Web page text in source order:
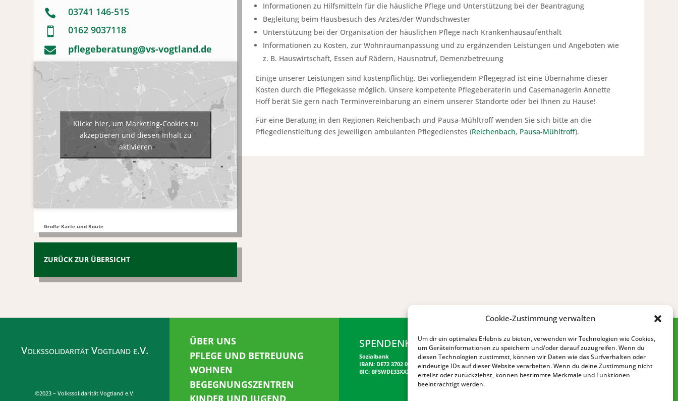
Cookie-Zustimmung verwalten
Um dir ein optimales Erlebnis zu bieten, verwenden wir Technologien wie Cookies,
um Geräteinformationen zu speichern und/oder darauf zuzugreifen. Wenn du
diesen Technologien zustimmst, können wir Daten wie das Surfverhalten oder
eindeutige IDs auf dieser Website verarbeiten. Wenn du deine Zustimmung nicht
erteilst oder zurückziehst, können bestimmte Merkmale und Funktionen
beeinträchtigt werden.
 03741 146-515
 0162 9037118
 pflegeberatung@vs-vogtland.de
Klicke hier, um Marketing-Cookies zu
akzeptieren und diesen Inhalt zu
aktivieren
Große Karte und Route
ZURÜCK ZUR ÜBERSICHT
Informationen zu Hilfsmitteln für die häusliche Pflege und Unterstützung bei der Beantragung
Begleitung beim Hausbesuch des Arztes/der Wundschwester
Unterstützung bei der Organisation der häuslichen Pflege nach Krankenhausaufenthalt
Informationen zu Kosten, zur Wohnraumanpassung und zu ergänzenden Leistungen und Angeboten wie
z. B. Hauswirtschaft, Essen auf Rädern, Hausnotruf, Demenzbetreuung
Einige unserer Leistungen sind kostenpflichtig. Bei vorliegendem Pflegegrad ist eine Übernahme dieser
Kosten durch die Pflegekasse möglich. Unsere kompetente Pflegeberaterin und Casemanagerin Annette
Hoff berät Sie gern nach Terminvereinbarung an einem unserer Standorte oder bei Ihnen zu Hause!
Für eine Beratung in den Regionen Reichenbach und Pausa-Mühltroff wenden Sie sich bitte an die
Pflegedienstleitung des jeweiligen ambulanten Pflegedienstes (Reichenbach, Pausa-Mühltroff).
Volkssolidarität Vogtland e.V.
©2023 – Volkssolidarität Vogtland e.V.
ÜBER UNS
PFLEGE UND BETREUUNG
WOHNEN
BEGEGNUNGSZENTREN
KINDER UND JUGEND
SPENDENKONTO
Sozialbank
IBAN: DE72 3702 0500 0001 5520 00
BIC: BFSWDE33XXX